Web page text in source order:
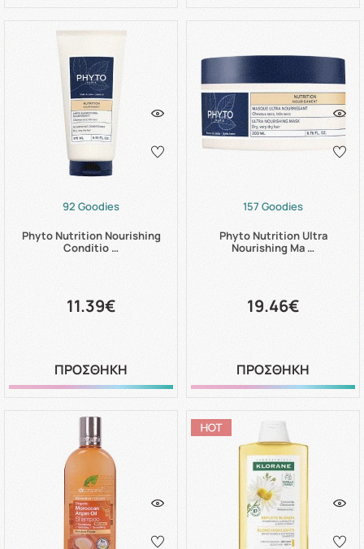
92 Goodies
Phyto Nutrition Nourishing
Conditio …
11.39€
ΠΡΟΣΘΗΚΗ
157 Goodies
Phyto Nutrition Ultra
Nourishing Ma …
19.46€
ΠΡΟΣΘΗΚΗ